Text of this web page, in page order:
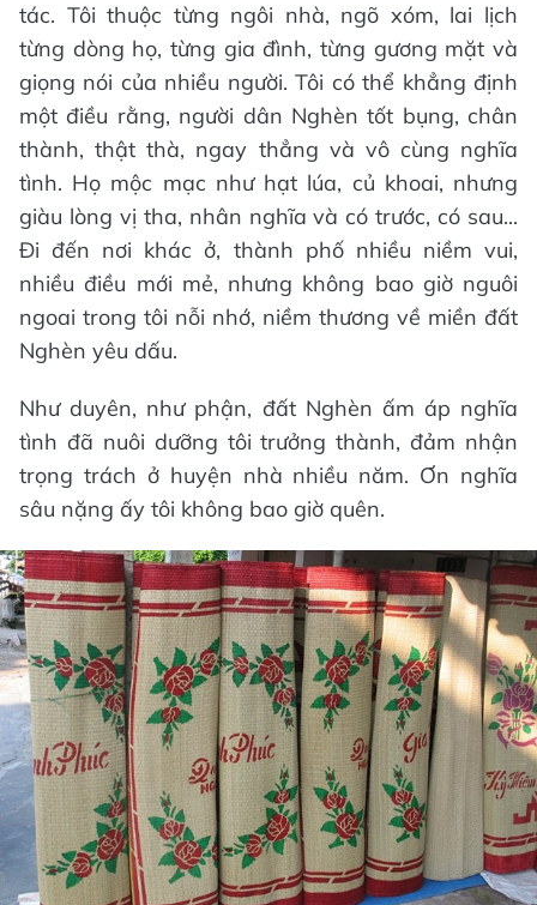
tác. Tôi thuộc từng ngôi nhà, ngõ xóm, lai lịch
từng dòng họ, từng gia đình, từng gương mặt và
giọng nói của nhiều người. Tôi có thể khẳng định
một điều rằng, người dân Nghèn tốt bụng, chân
thành, thật thà, ngay thẳng và vô cùng nghĩa
tình. Họ mộc mạc như hạt lúa, củ khoai, nhưng
giàu lòng vị tha, nhân nghĩa và có trước, có sau...
Đi đến nơi khác ở, thành phố nhiều niềm vui,
nhiều điều mới mẻ, nhưng không bao giờ nguôi
ngoai trong tôi nỗi nhớ, niềm thương về miền đất
Nghèn yêu dấu.
Như duyên, như phận, đất Nghèn ấm áp nghĩa
tình đã nuôi dưỡng tôi trưởng thành, đảm nhận
trọng trách ở huyện nhà nhiều năm. Ơn nghĩa
sâu nặng ấy tôi không bao giờ quên.